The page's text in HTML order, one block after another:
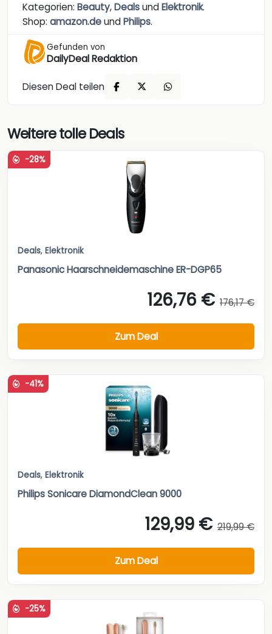
Kategorien: Beauty,DealsundElektronik.
Shop: amazon.deundPhilips.
Gefunden von
DailyDeal Redaktion
Diesen Deal teilen
Weitere tolle Deals
-28%
Deals, Elektronik
Panasonic Haarschneidemaschine ER-DGP65
126,76 € 176,17 €
Zum Deal
-41%
Deals, Elektronik
Philips Sonicare DiamondClean 9000
129,99 € 219,99 €
Zum Deal
-25%